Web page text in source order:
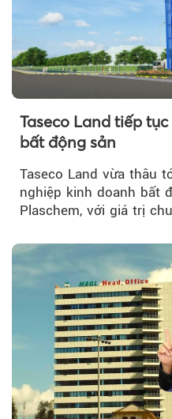
Taseco Land tiếp
bất động sản
Taseco Land vừa thâu
nghiệp kinh doanh bất
Plaschem, với giá trị